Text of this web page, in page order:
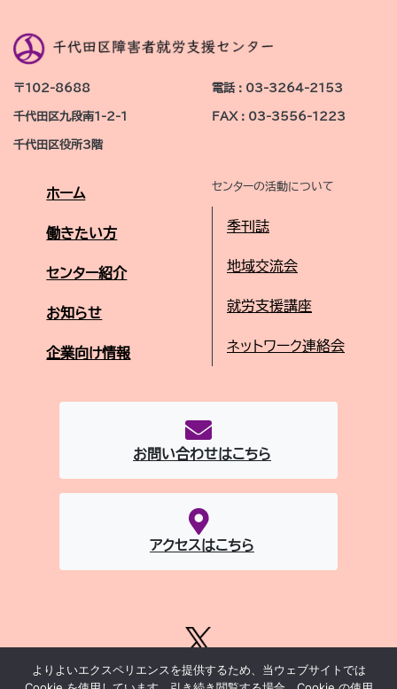
〒102-8688
千代田区九段南1-2-1
千代田区役所3階
電話 : 03-3264-2153
FAX : 03-3556-1223
ホーム
働きたい方
センター紹介
お知らせ
企業向け情報
センターの活動について
季刊誌
地域交流会
就労支援講座
ネットワーク連絡会
お問い合わせはこちら
アクセスはこちら
当サイトポリシー | 千代田区サイトポリシー | セキュリティポリシー
よりよいエクスペリエンスを提供するため、当ウェブサイトでは